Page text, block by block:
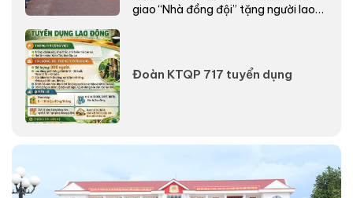
giao “Nhà đồng đội” tặng người lao
Đoàn KTQP 717 tuyển dụng